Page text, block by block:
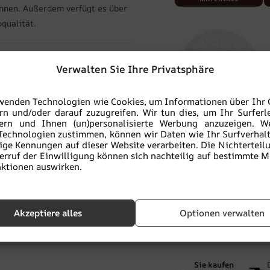
Verwalten Sie Ihre Privatsphäre
Technologien wie Cookies, um Informationen über Ihr
und/oder darauf zuzugreifen. Wir tun dies, um Ihr
und Ihnen (un)personalisierte Werbung anzuzeigen.
zustimmen, können wir Daten wie Ihr
Kennungen auf dieser Website verarbeiten. Die
der Einwilligung können sich nachteilig auf bestimmte
auswirken.
Akzeptiere alles Optionen verwalten
Außerdem verfügt es über
Vinyl-Strukturtapete
BETON
BESCHREIBUNG DES
MATERIALS
- + IN
Zu Favoriten
Sie kaufen